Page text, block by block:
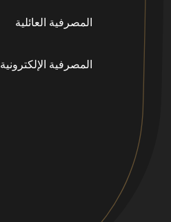
المصرفية العائلية
المصرفية اﻹلكترونية